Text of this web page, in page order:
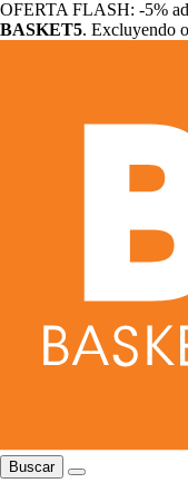
OFERTA FLASH: -5%
BASKET5. Excluyendo
Buscar